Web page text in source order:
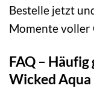
Bestelle jetzt
Momente voller
FAQ –
Wicked